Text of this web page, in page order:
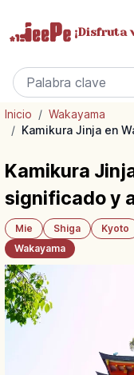
¡Disfruta
Inicio / Wakayama
/ Kamikura Jinja en
Kamikura
significado y
Mie Shiga Kyoto
Wakayama